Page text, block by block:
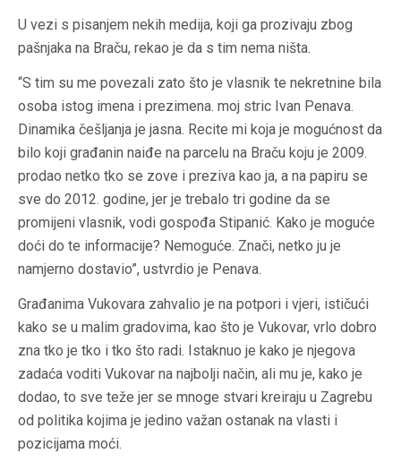
U vezi s pisanjem nekih medija, koji ga prozivaju zbog
pašnjaka na Braču, rekao je da s tim nema ništa.
“S tim su me povezali zato što je vlasnik te nekretnine bila
osoba istog imena i prezimena. moj stric Ivan Penava.
Dinamika češljanja je jasna. Recite mi koja je mogućnost da
bilo koji građanin naiđe na parcelu na Braču koju je 2009.
prodao netko tko se zove i preziva kao ja, a na papiru se
sve do 2012. godine, jer je trebalo tri godine da se
promijeni vlasnik, vodi gospođa Stipanić. Kako je moguće
doći do te informacije? Nemoguće. Znači, netko ju je
namjerno dostavio”, ustvrdio je Penava.
Građanima Vukovara zahvalio je na potpori i vjeri, ističući
kako se u malim gradovima, kao što je Vukovar, vrlo dobro
zna tko je tko i tko što radi. Istaknuo je kako je njegova
zadaća voditi Vukovar na najbolji način, ali mu je, kako je
dodao, to sve teže jer se mnoge stvari kreiraju u Zagrebu
od politika kojima je jedino važan ostanak na vlasti i
pozicijama moći.